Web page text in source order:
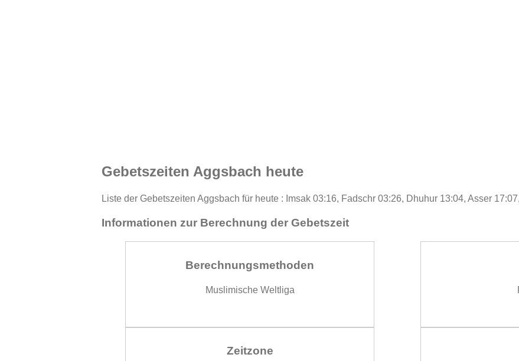
Gebetszeiten Aggsbach heute
Liste der Gebetszeiten Aggsbach für heute : Imsak 03:16, Fadschr 03:26, Dhuhur 13:04, Asser
Informationen zur Berechnung der Gebetszeit
Berechnungsmethoden
Muslimische Weltliga
Zeitzone